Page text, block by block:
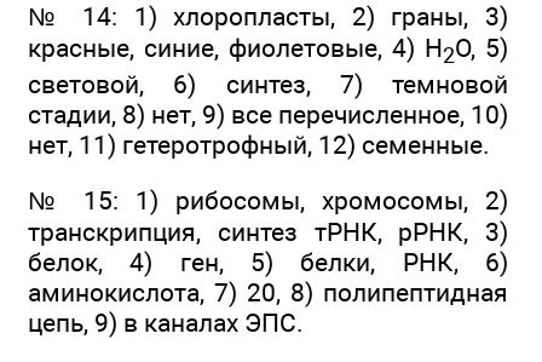
№ 14: 1) хлоропласты, 2) граны, 3)
красные, синие, фиолетовые, 4) Н2O, 5)
световой, 6) синтез, 7) темновой
стадии, 8) нет, 9) все перечисленное, 10)
нет, 11) гетеротрофный, 12) семенные.
№ 15: 1) рибосомы, хромосомы, 2)
транскрипция, синтез тРНК, рРНК, 3)
белок, 4) ген, 5) белки, РНК, 6)
аминокислота, 7) 20, 8) полипептидная
цепь, 9) в каналах ЭПС.